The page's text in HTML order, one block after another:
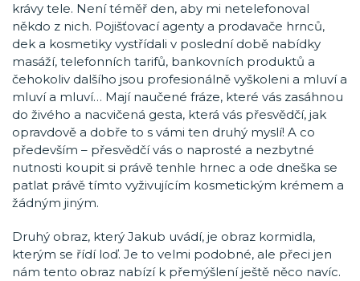
krávy tele. Není téměř den, aby mi netelefonoval
někdo z nich. Pojišťovací agenty a prodavače hrnců,
dek a kosmetiky vystřídali v poslední době nabídky
masáží, telefonních tarifů, bankovních produktů a
čehokoliv dalšího jsou profesionálně vyškoleni a mluví a
mluví a mluví… Mají naučené fráze, které vás zasáhnou
do živého a nacvičená gesta, která vás přesvědčí, jak
opravdově a dobře to s vámi ten druhý myslí! A co
především – přesvědčí vás o naprosté a nezbytné
nutnosti koupit si právě tenhle hrnec a ode dneška se
patlat právě tímto vyživujícím kosmetickým krémem a
žádným jiným.
Druhý obraz, který Jakub uvádí, je obraz kormidla,
kterým se řídí loď. Je to velmi podobné, ale přeci jen
nám tento obraz nabízí k přemýšlení ještě něco navíc.